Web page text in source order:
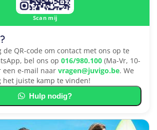
Scan mij
de QR-code om contact met ons op te
bel ons op 016/980.100 (Ma-Vr, 10-
een e-mail naar vragen@juvigo.be. We
het juiste kamp te vinden!
Hulp nodig?